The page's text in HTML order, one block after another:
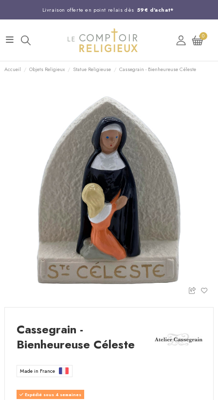
Livraison offerte en point relais dès 59€ d'achat*
Entreprise Française familiale
Support client disponible au 03 20 24 74 15
Commandez avant 14H, expédition le jour même !
0
Accueil Objets Religieux Statue Religieuse Cassegrain - Bienheureuse Céleste
Cassegrain -
Bienheureuse Céleste
Made in France
Expédié sous 4 semaines